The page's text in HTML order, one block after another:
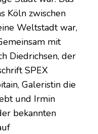
Köln zwischen
Weltstadt war,
mit
Diedrichsen, der
SPEX
Galeristin die
und Irmin
bekannten